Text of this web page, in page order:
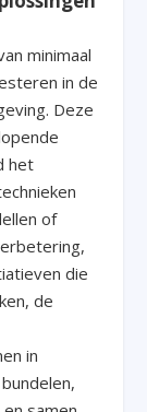
minimaal
in de
Deze
het
of
die
de
in